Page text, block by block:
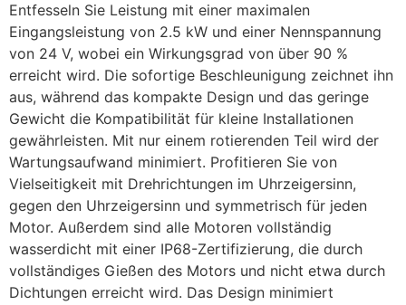
Entfesseln Sie Leistung mit einer maximalen
Eingangsleistung von 2.5 kW und einer Nennspannung
von 24 V, wobei ein Wirkungsgrad von über 90 %
erreicht wird. Die sofortige Beschleunigung zeichnet ihn
aus, während das kompakte Design und das geringe
Gewicht die Kompatibilität für kleine Installationen
gewährleisten. Mit nur einem rotierenden Teil wird der
Wartungsaufwand minimiert. Profitieren Sie von
Vielseitigkeit mit Drehrichtungen im Uhrzeigersinn,
gegen den Uhrzeigersinn und symmetrisch für jeden
Motor. Außerdem sind alle Motoren vollständig
wasserdicht mit einer IP68-Zertifizierung, die durch
vollständiges Gießen des Motors und nicht etwa durch
Dichtungen erreicht wird. Das Design minimiert